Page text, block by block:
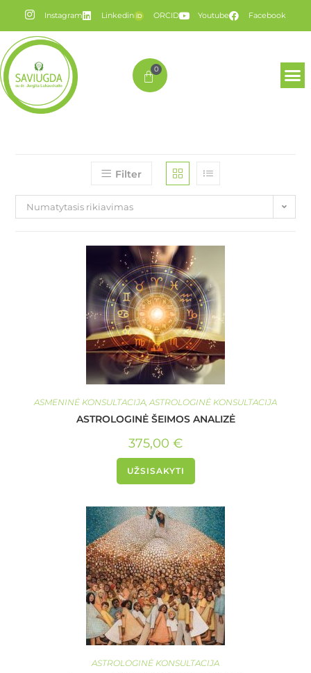
Instagram Linkedin ORCID Youtube Facebook
0
Filter
Numatytasis rikiavimas
ASMENINĖ KONSULTACIJA ASTROLOGINĖ KONSULTACIJA
ASTROLOGINĖ ŠEIMOS ANALIZĖ
375,00 €
UŽSISAKYTI
ASTROLOGINĖ KONSULTACIJA